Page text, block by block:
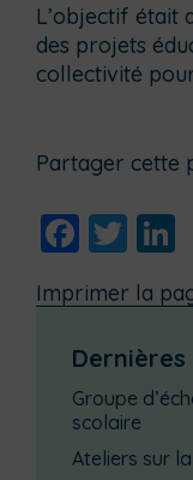
L’objectif était
des projets
collectivité
Partager cette
Imprimer la
Groupe
scolaire
Ateliers sur